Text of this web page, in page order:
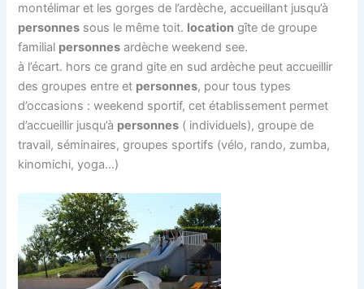
montélimar et les gorges de l’ardèche, accueillant jusqu’à
personnes sous le même toit. location gîte de groupe
familial personnes ardèche weekend see.
à l’écart. hors ce grand gite en sud ardèche peut accueillir
des groupes entre et personnes, pour tous types
d’occasions : weekend sportif, cet établissement permet
d’accueillir jusqu’à personnes ( individuels), groupe de
travail, séminaires, groupes sportifs (vélo, rando, zumba,
kinomichi, yoga…)